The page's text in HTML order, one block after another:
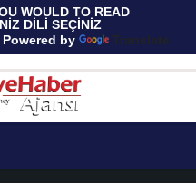
WOULD TO READ
DİLİ SEÇİNİZ
Powered by
Translate